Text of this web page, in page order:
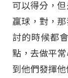
可以得分，
贏球，對，
討的時候都
點，去做平
到他們發揮他